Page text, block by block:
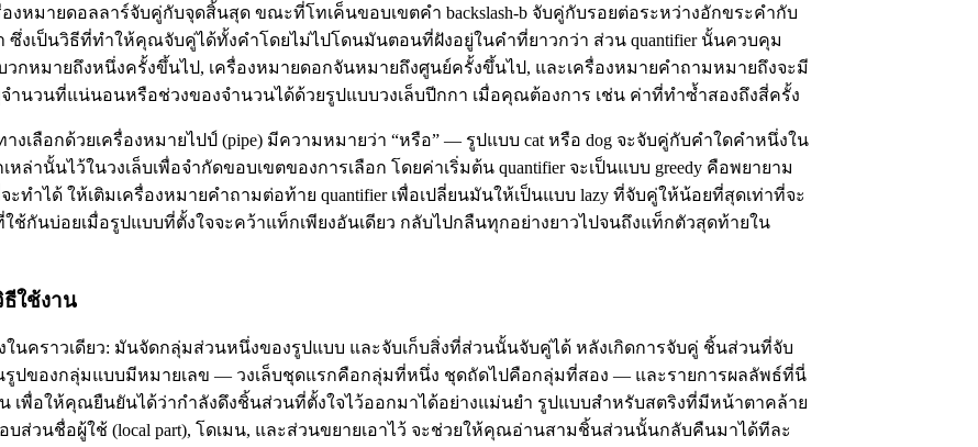
องหมายดอลลาร์จับคู่กับจุดสิ้นสุด ขณะที่โทเค็นขอบเขตคำ backslash-b จับคู่กับรอยต่อระหว่างอักขระคำกับ
ซึ่งเป็นวิธีที่ทำให้คุณจับคู่ได้ทั้งคำโดยไม่ไปโดนมันตอนที่ฝังอยู่ในคำที่ยาวกว่า ส่วน quantifier นั้นควบคุม
วกหมายถึงหนึ่งครั้งขึ้นไป, เครื่องหมายดอกจันหมายถึงศูนย์ครั้งขึ้นไป, และเครื่องหมายคำถามหมายถึงจะมี
ำนวนที่แน่นอนหรือช่วงของจำนวนได้ด้วยรูปแบบวงเล็บปีกกา เมื่อคุณต้องการ เช่น ค่าที่ทำซ้ำสองถึงสี่ครั้ง
างเลือกด้วยเครื่องหมายไปป์ (pipe) มีความหมายว่า “หรือ” — รูปแบบ cat หรือ dog จะจับคู่กับคำใดคำหนึ่งใน
หล่านั้นไว้ในวงเล็บเพื่อจำกัดขอบเขตของการเลือก โดยค่าเริ่มต้น quantifier จะเป็นแบบ greedy คือพยายาม
ทำได้ ให้เติมเครื่องหมายคำถามต่อท้าย quantifier เพื่อเปลี่ยนมันให้เป็นแบบ lazy ที่จับคู่ให้น้อยที่สุดเท่าที่จะ
ช้กันบ่อยเมื่อรูปแบบที่ตั้งใจจะคว้าแท็กเพียงอันเดียว กลับไปกลืนทุกอย่างยาวไปจนถึงแท็กตัวสุดท้ายใน
ธีใช้งาน
ในคราวเดียว: มันจัดกลุ่มส่วนหนึ่งของรูปแบบ และจับเก็บสิ่งที่ส่วนนั้นจับคู่ได้ หลังเกิดการจับคู่ ชิ้นส่วนที่จับ
รูปของกลุ่มแบบมีหมายเลข — วงเล็บชุดแรกคือกลุ่มที่หนึ่ง ชุดถัดไปคือกลุ่มที่สอง — และรายการผลลัพธ์ที่นี่
เพื่อให้คุณยืนยันได้ว่ากำลังดึงชิ้นส่วนที่ตั้งใจไว้ออกมาได้อย่างแม่นยำ รูปแบบสำหรับสตริงที่มีหน้าตาคล้าย
บส่วนชื่อผู้ใช้ (local part), โดเมน, และส่วนขยายเอาไว้ จะช่วยให้คุณอ่านสามชิ้นส่วนนั้นกลับคืนมาได้ทีละ